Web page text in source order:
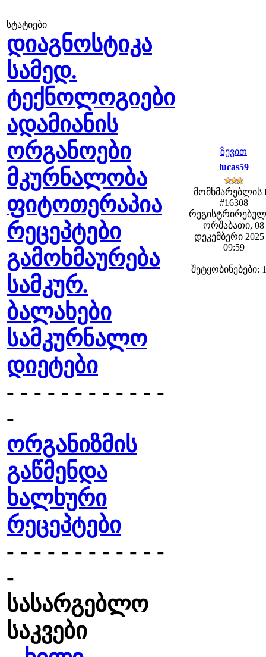
სტატიები
დიაგნოსტიკა
სამედ.
ტექნოლოგიები
ადამიანის
ორგანოები
მკურნალობა
ფიტოთერაპია
რეცეპტები
გამოხმაურება
სამკურ.
ბალახები
სამკურნალო
დიეტები
- - - - - - - - - - - -
-
ორგანიზმის
გაწმენდა
ხალხური
რეცეპტები
- - - - - - - - - - - -
-
სასარგებლო
საკვები
ზევით
lucas59
მომხმარებლის
#16308
ორშაბათი, 08
დეკემბერი 2025
09:59
შეტყობინებები: